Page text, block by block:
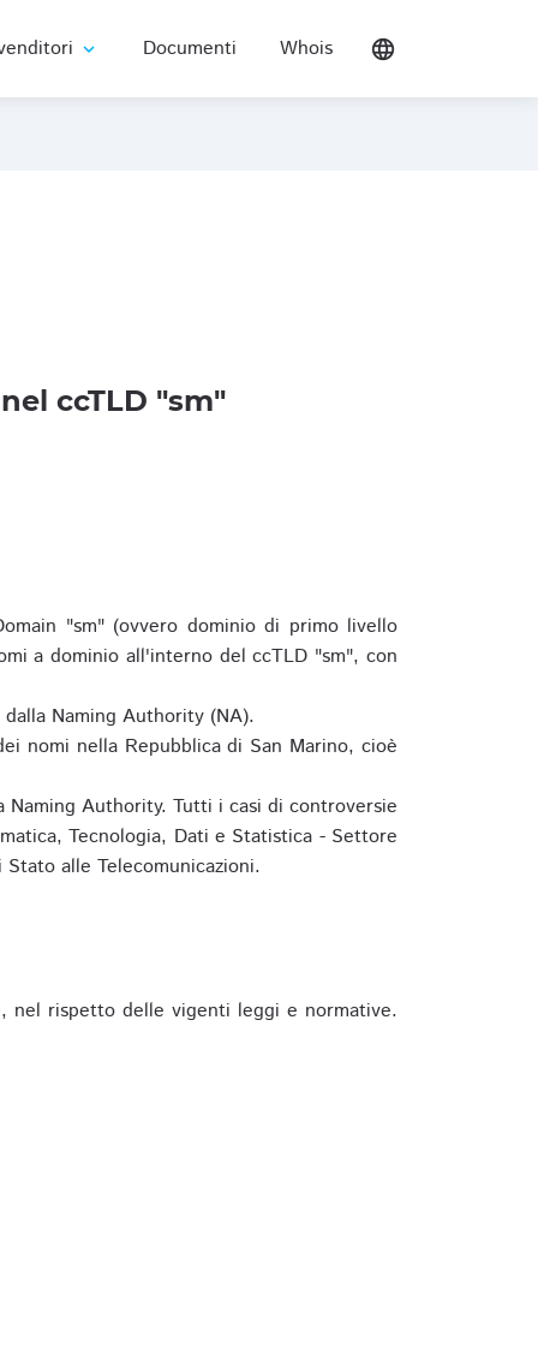
expand_more Documenti Whois language
ccTLD "sm"
"sm" (ovvero dominio di primo livello
a dominio all'interno del ccTLD "sm", con
Naming Authority (NA).
nomi nella Repubblica di San Marino, cioè
Authority. Tutti i casi di controversie
Tecnologia, Dati e Statistica - Settore
alle Telecomunicazioni.
nel rispetto delle vigenti leggi e normative.